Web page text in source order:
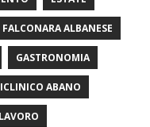
FALCONARA ALBANESE
GASTRONOMIA
ABANO
LAVORO